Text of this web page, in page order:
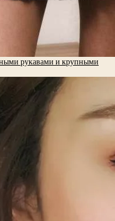
рукавами и крупными